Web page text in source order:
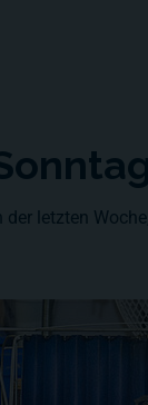
letzten